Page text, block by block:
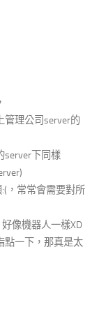
管理公司server的
server下同樣
，常常會需要對所
像機器人一樣XD
點一下，那真是太